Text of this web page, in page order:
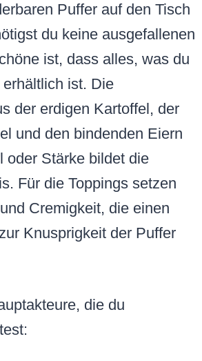
Puffer auf den Tisch
du keine ausgefallenen
ist, dass alles, was du
ist. Die
der erdigen Kartoffel, der
und den bindenden Eiern
oder Stärke bildet die
Für die Toppings setzen
Cremigkeit, die einen
Knusprigkeit der Puffer
die du